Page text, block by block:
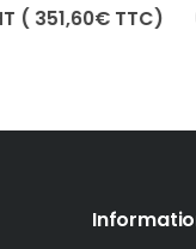
611,00€ HT (